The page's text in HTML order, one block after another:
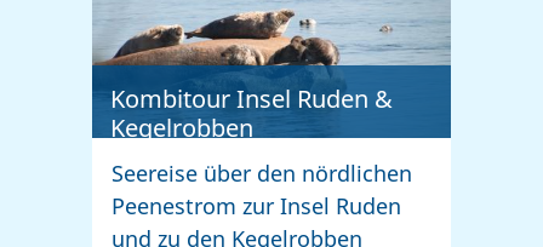
Kombitour Insel Ruden &
Kegelrobben
Seereise über den nördlichen
Peenestrom zur Insel Ruden
und zu den Kegelrobben